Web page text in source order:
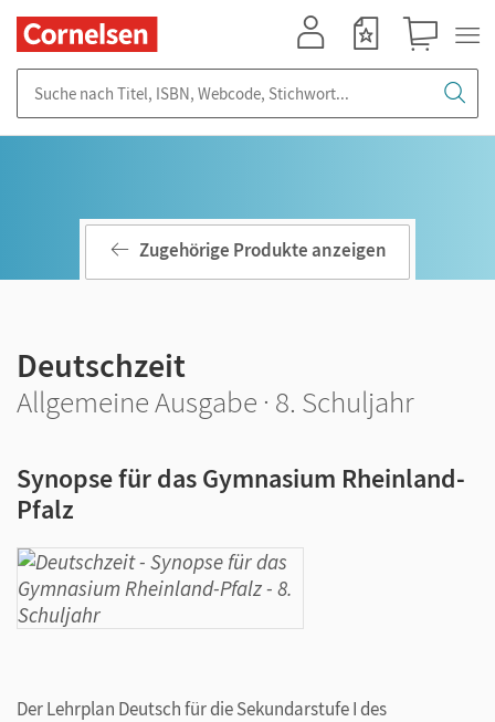
Zugehörige Produkte anzeigen
Deutschzeit
Allgemeine Ausgabe · 8. Schuljahr
Synopse für das Gymnasium Rheinland-
Pfalz
Der Lehrplan Deutsch für die Sekundarstufe I des